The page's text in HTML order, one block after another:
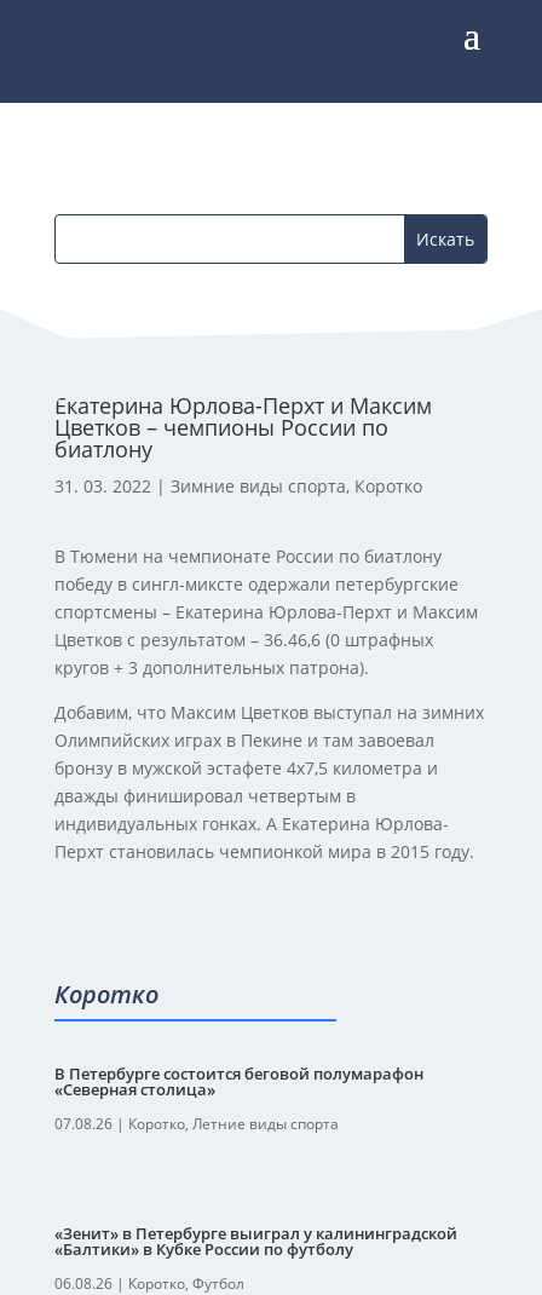
Екатерина Юрлова-Перхт и Максим
Цветков – чемпионы России по
биатлону
31. 03. 2022| Зимние виды спорта, Коротко
В Тюмени на чемпионате России по биатлону
победу в сингл-миксте одержали петербургские
спортсмены – Екатерина Юрлова-Перхт и Максим
Цветков с результатом – 36.46,6 (0 штрафных
кругов + 3 дополнительных патрона).
Добавим, что Максим Цветков выступал на зимних
Олимпийских играх в Пекине и там завоевал
бронзу в мужской эстафете 4х7,5 километра и
дважды финишировал четвертым в
индивидуальных гонках. А Екатерина Юрлова-
Перхт становилась чемпионкой мира в 2015 году.
Коротко
В Петербурге состоится беговой полумарафон
«Северная столица»
07.08.26| Коротко, Летние виды спорта
«Зенит» в Петербурге выиграл у калининградской
«Балтики» в Кубке России по футболу
06.08.26| Коротко, Футбол